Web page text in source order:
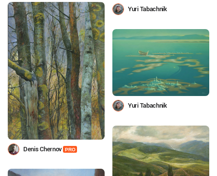
Yuri Tabachnik
Denis Chernov PRO
Yuri Tabachnik